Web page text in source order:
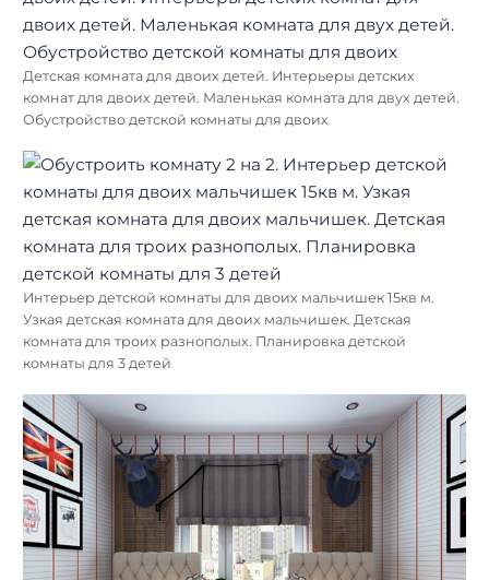
Кантри. Комната для мальчика на даче. Комната в стиле
Кантри
Детская комната для двоих детей. Интерьеры детских
Обустройство детской комнаты для двоих
Интерьер детской комнаты для двоих мальчишек 15кв м.
Узкая детская комната для двоих мальчишек. Детская
комната для троих разнополых. Планировка детской
комнаты для 3 детей